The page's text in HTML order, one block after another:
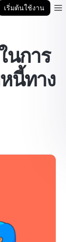
เริ่มต้นใช้งาน
นการ
นี้ทาง